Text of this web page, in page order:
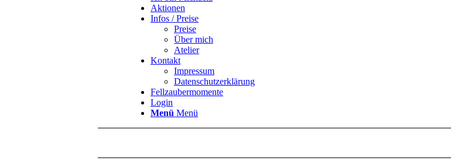
Aktionen
Infos / Preise
Preise
Über mich
Atelier
Kontakt
Impressum
Datenschutzerklärung
Fellzaubermomente
Login
Menü Menü